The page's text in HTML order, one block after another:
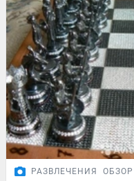
РАЗВЛЕЧЕНИЯ ОБЗОР